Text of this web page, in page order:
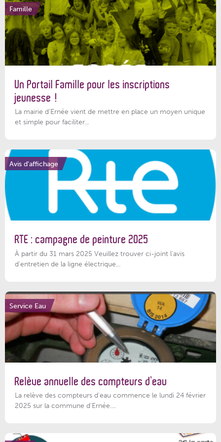
Famille
Un Portail Famille pour les inscriptions
jeunesse !
La mairie d’Ernée vient de mettre en place un moyen unique
et simple pour faciliter...
Avis d'affichage
RTE : campagne de peinture 2025
À partir du 31 mars 2025 Veuillez trouver ci-joint l'avis
d'entretien de la ligne électrique...
Service Eau
Relève annuelle des compteurs d’eau
La relève des compteurs d'eau commence le lundi 24 février
2025 sur la commune d’Ernée....